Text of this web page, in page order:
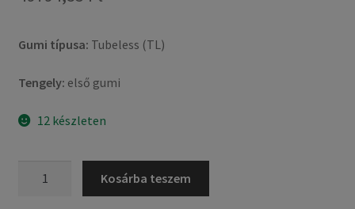
Gumi típusa: Tubeless (TL)
Tengely: első gumi
12 készleten
Kosárba teszem